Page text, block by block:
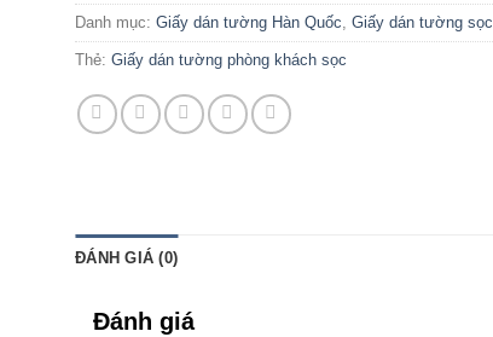
Danh mục: Giấy dán tường Hàn Quốc, Giấy dán tường sọc
Thẻ: Giấy dán tường phòng khách sọc
ĐÁNH GIÁ (0)
Đánh giá